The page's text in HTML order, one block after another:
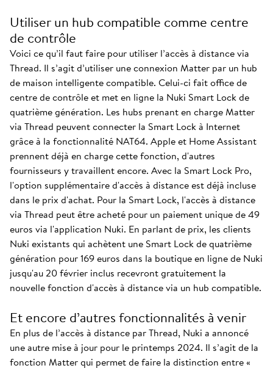
Utiliser un hub compatible comme centre
de contrôle
Voici ce qu’il faut faire pour utiliser l’accès à distance via
Thread. Il s’agit d’utiliser une connexion Matter par un hub
de maison intelligente compatible. Celui-ci fait office de
centre de contrôle et met en ligne la Nuki Smart Lock de
quatrième génération. Les hubs prenant en charge Matter
via Thread peuvent connecter la Smart Lock à Internet
grâce à la fonctionnalité NAT64. Apple et Home Assistant
prennent déjà en charge cette fonction, d'autres
fournisseurs y travaillent encore. Avec la Smart Lock Pro,
l'option supplémentaire d'accès à distance est déjà incluse
dans le prix d'achat. Pour la Smart Lock, l'accès à distance
via Thread peut être acheté pour un paiement unique de 49
euros via l'application Nuki. En parlant de prix, les clients
Nuki existants qui achètent une Smart Lock de quatrième
génération pour 169 euros dans la boutique en ligne de Nuki
jusqu'au 20 février inclus recevront gratuitement la
nouvelle fonction d'accès à distance via un hub compatible.
Et encore d’autres fonctionnalités à venir
En plus de l’accès à distance par Thread, Nuki a annoncé
une autre mise à jour pour le printemps 2024. Il s’agit de la
fonction Matter qui permet de faire la distinction entre «